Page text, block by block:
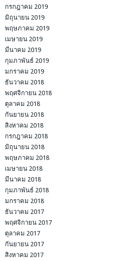
กรกฎาคม 2019
มิถุนายน 2019
พฤษภาคม 2019
เมษายน 2019
มีนาคม 2019
กุมภาพันธ์ 2019
มกราคม 2019
ธันวาคม 2018
พฤศจิกายน 2018
ตุลาคม 2018
กันยายน 2018
สิงหาคม 2018
กรกฎาคม 2018
มิถุนายน 2018
พฤษภาคม 2018
เมษายน 2018
มีนาคม 2018
กุมภาพันธ์ 2018
มกราคม 2018
ธันวาคม 2017
พฤศจิกายน 2017
ตุลาคม 2017
กันยายน 2017
สิงหาคม 2017